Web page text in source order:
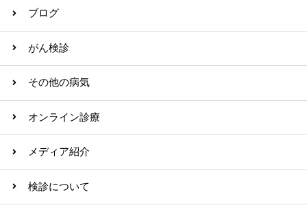
ブログ
がん検診
その他の病気
オンライン診療
メディア紹介
検診について